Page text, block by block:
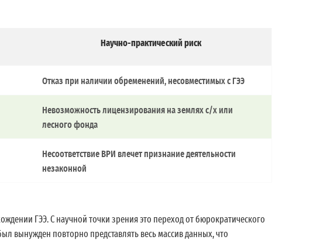
Научно-практический риск
Отказ при наличии обременений, несовместимых с ГЭЭ
Невозможность лицензирования на землях с/х или
лесного фонда
Несоответствие ВРИ влечет признание деятельности
незаконной
ГЭЭ. С научной точки зрения это переход от бюрократического
вынужден повторно представлять весь массив данных, что